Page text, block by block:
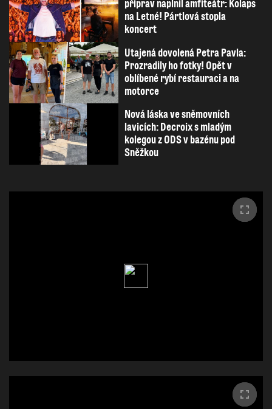
příprav naplnil amfiteátr: Kolaps
na Letné! Pártlová stopla
koncert
Utajená dovolená Petra Pavla:
Prozradily ho fotky! Opět v
oblíbené rybí restauraci a na
motorce
Nová láska ve sněmovních
lavicích: Decroix s mladým
kolegou z ODS v bazénu pod
Sněžkou